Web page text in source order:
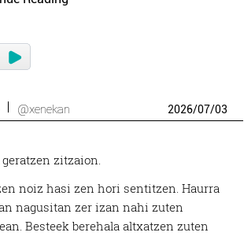
@xenekan 2026/07/03
zitzaion.
noiz hasi zen hori sentitzen. Haurra
nagusitan zer izan nahi zuten
Besteek berehala altxatzen zuten